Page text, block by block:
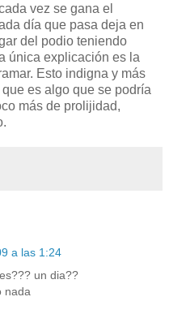
vez se gana el
día que pasa deja en
del podio teniendo
única explicación es la
Esto indigna y más
es algo que se podría
más de prolijidad,
a las 1:24
un dia??
nada